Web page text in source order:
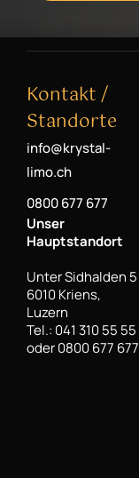
Kontakt /
Standorte
info@krystal-
limo.ch
0800 677 677
Unser
Hauptstandort
Unter Sidhalden 5
6010 Kriens,
Luzern
Tel.: 041 310 55 55
oder 0800 677 677